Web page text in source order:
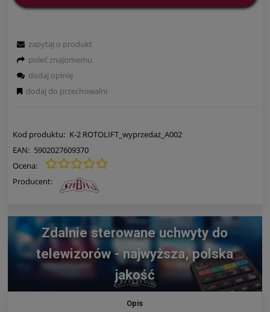
Kod produktu: K-2 ROTOLIFT_wyprzedaż_A002
EAN: 5902027609370
Ocena:
Producent:
zapytaj o produkt
poleć znajomemu
dodaj opinię
dodaj do przechowalni
Zdalnie sterowane uchwyty do
telewizorów - najwyższa, polska
jakość
Opis